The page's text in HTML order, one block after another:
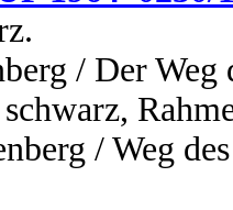
/ Der
/ Weg